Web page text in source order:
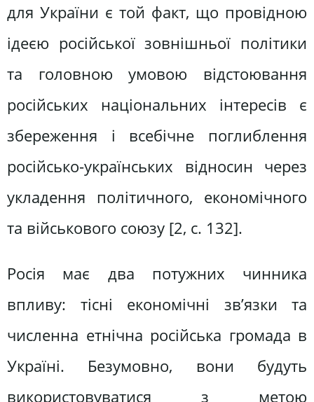
для України є той факт, що провідною
ідеєю російської зовнішньої політики
та головною умовою відстоювання
російських національних інтересів є
збереження і всебічне поглиблення
російсько-українських відносин через
укладення політичного, економічного
та військового союзу [2, c. 132].
Росія має два потужних чинника
впливу: тісні економічні зв’язки та
численна етнічна російська громада в
Україні. Безумовно, вони будуть
використовуватися з метою